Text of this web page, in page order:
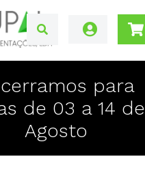
para
de 03 a 14 de
Agosto